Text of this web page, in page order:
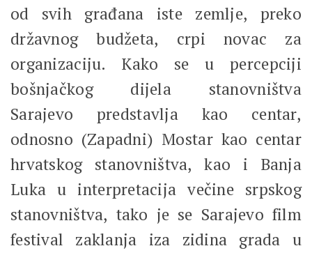
od svih građana iste zemlje, preko
državnog budžeta, crpi novac za
organizaciju. Kako se u percepciji
bošnjačkog dijela stanovništva
Sarajevo predstavlja kao centar,
odnosno (Zapadni) Mostar kao centar
hrvatskog stanovništva, kao i Banja
Luka u interpretacija večine srpskog
stanovništva, tako je se Sarajevo film
festival zaklanja iza zidina grada u